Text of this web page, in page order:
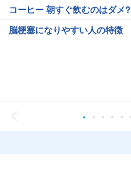
コーヒー 朝すぐ飲むのはダメ?
脳梗塞になりやすい人の特徴